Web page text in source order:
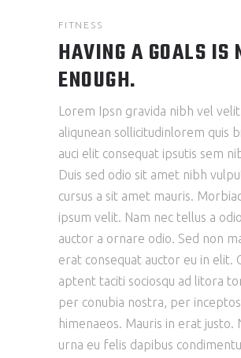
FITNESS
HAVING A GOALS IS
ENOUGH.
Lorem Ipsn gravida nibh vel
aliqunean sollicitudinlorem quis
auci elit consequat ipsutis sem
Duis sed odio sit amet nibh
cursus a sit amet mauris.
ipsum velit. Nam nec tellus a
auctor a ornare odio. Sed non
erat consequat auctor eu in elit.
aptent taciti sociosqu ad litora
per conubia nostra, per inceptos
himenaeos. Mauris in erat justo.
urna eu felis dapibus